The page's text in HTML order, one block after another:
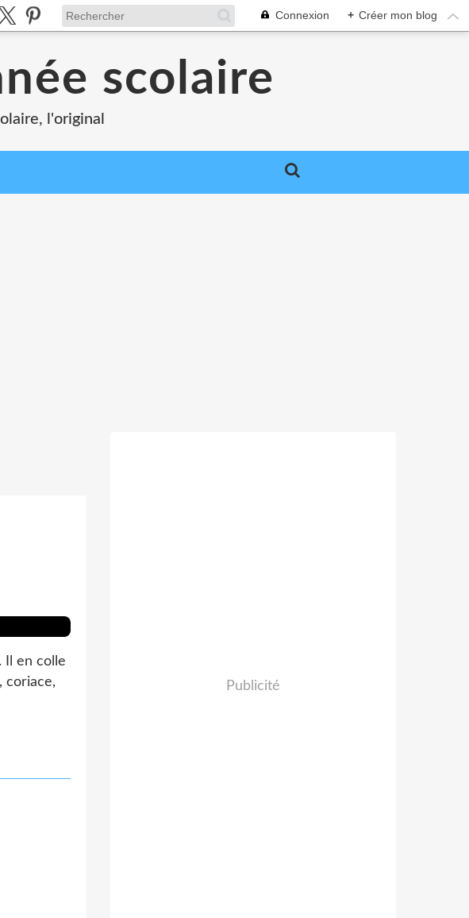
Connexion + Créer mon blog
scolaire
l'original
Il en colle
coriace,
Publicité